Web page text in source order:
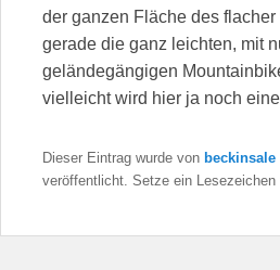
der ganzen Fläche des
gerade die ganz leichten, mit
geländegängigen
vielleicht wird hier ja noch
Dieser Eintrag wurde von beckinsale
veröffentlicht. Setze ein Lesezeichen